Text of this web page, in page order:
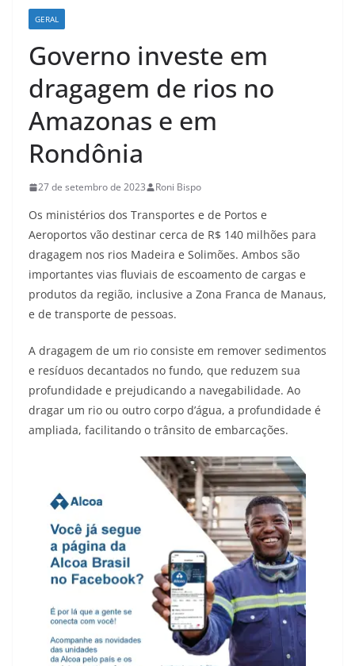
GERAL
Governo investe em
dragagem de rios no
Amazonas e em
Rondônia
27 de setembro de 2023 Roni Bispo
Os ministérios dos Transportes e de Portos e
Aeroportos vão destinar cerca de R$ 140 milhões para
dragagem nos rios Madeira e Solimões. Ambos são
importantes vias fluviais de escoamento de cargas e
produtos da região, inclusive a Zona Franca de Manaus,
e de transporte de pessoas.
A dragagem de um rio consiste em remover sedimentos
e resíduos decantados no fundo, que reduzem sua
profundidade e prejudicando a navegabilidade. Ao
dragar um rio ou outro corpo d’água, a profundidade é
ampliada, facilitando o trânsito de embarcações.